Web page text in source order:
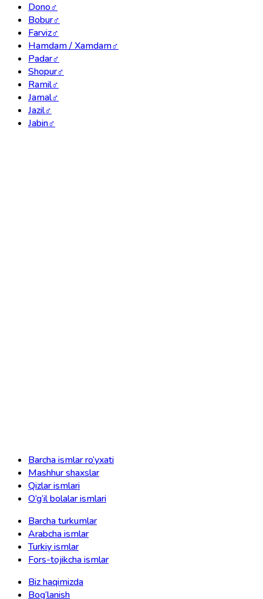
Dono♂
Bobur♂
Farviz♂
Hamdam / Xamdam♂
Padar♂
Shopur♂
Ramil♂
Jamal♂
Jazil♂
Jabin♂
Barcha ismlar ro‘yxati
Mashhur shaxslar
Qizlar ismlari
O‘g‘il bolalar ismlari
Barcha turkumlar
Arabcha ismlar
Turkiy ismlar
Fors-tojikcha ismlar
Biz haqimizda
Bog‘lanish